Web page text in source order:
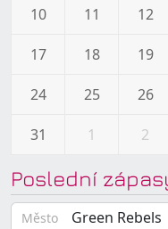
10 11 12
17 18 19
24 25 26
31 1 2
Poslední
Město Green Rebels